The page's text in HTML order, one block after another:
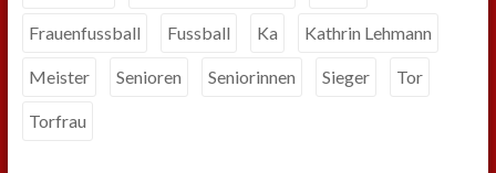
Frauenfussball Fussball Ka Kathrin Lehmann
Meister Senioren Seniorinnen Sieger Tor
Torfrau